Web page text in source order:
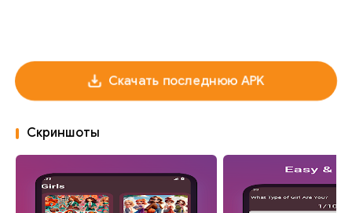
Скачать последнюю APK
Скриншоты